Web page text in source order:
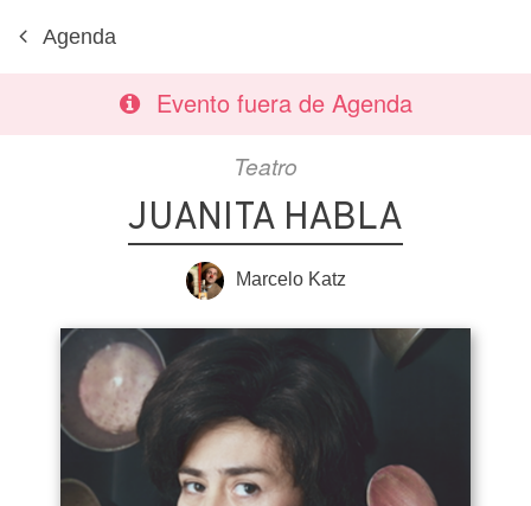
Agenda
Evento fuera de Agenda
Teatro
JUANITA HABLA
Marcelo Katz